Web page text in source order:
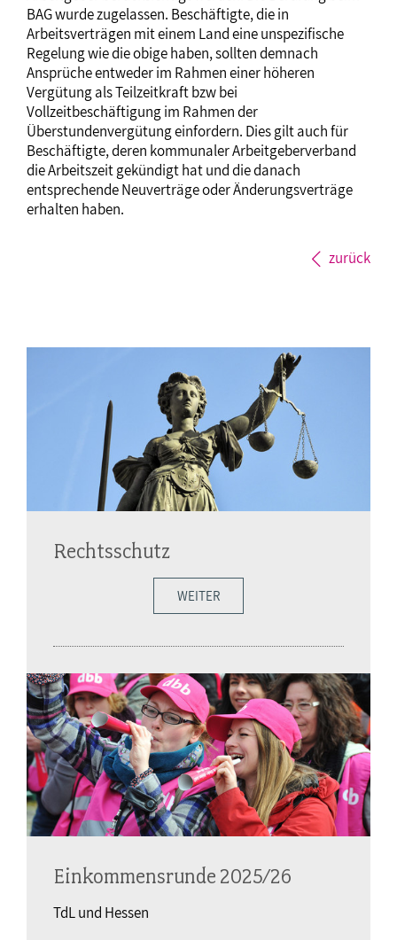
BAG wurde zugelassen. Beschäftigte, die in
Arbeitsverträgen mit einem Land eine unspezifische
Regelung wie die obige haben, sollten demnach
Ansprüche entweder im Rahmen einer höheren
Vergütung als Teilzeitkraft bzw bei
Vollzeitbeschäftigung im Rahmen der
Überstundenvergütung einfordern. Dies gilt auch für
Beschäftigte, deren kommunaler Arbeitgeberverband
die Arbeitszeit gekündigt hat und die danach
entsprechende Neuverträge oder Änderungsverträge
erhalten haben.
zurück
Rechtsschutz
WEITER
Einkommensrunde 2025/26
TdL und Hessen